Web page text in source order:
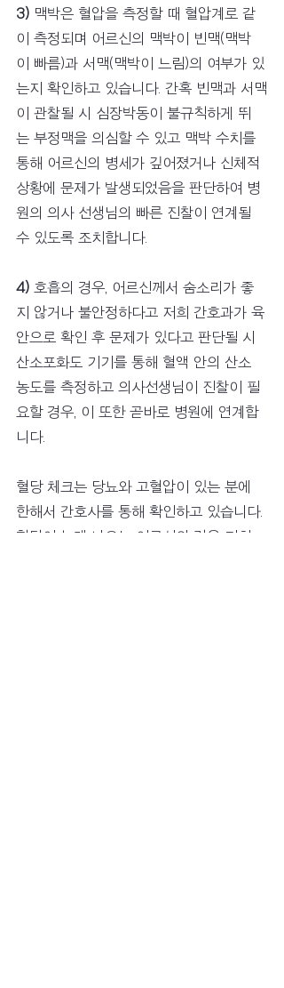
3) 맥박은 혈압을 측정할 때 혈압계로 같
이 측정되며 어르신의 맥박이 빈맥(맥박
이 빠름)과 서맥(맥박이 느림)의 여부가 있
는지 확인하고 있습니다. 간혹 빈맥과 서맥
이 관찰될 시 심장박동이 불규칙하게 뛰
는 부정맥을 의심할 수 있고 맥박 수치를
통해 어르신의 병세가 깊어졌거나 신체적
상황에 문제가 발생되었음을 판단하여 병
원의 의사 선생님의 빠른 진찰이 연계될
수 있도록 조치합니다.
4) 호흡의 경우, 어르신께서 숨소리가 좋
지 않거나 불안정하다고 저희 간호과가 육
안으로 확인 후 문제가 있다고 판단될 시
산소포화도 기기를 통해 혈액 안의 산소
농도를 측정하고 의사선생님이 진찰이 필
요할 경우, 이 또한 곧바로 병원에 연계합
니다.
혈당 체크는 당뇨와 고혈압이 있는 분에
한해서 간호사를 통해 확인하고 있습니다.
혈당이 높게 나오는 어르신의 경우 저희